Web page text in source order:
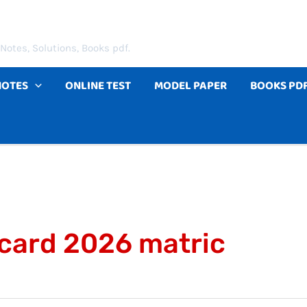
Solutions, Books pdf.
ONLINE TEST MODEL PAPER BOOKS
2026 matric